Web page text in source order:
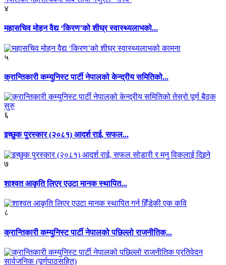
४
महासचिव मोहन वैद्य ‘किरण’को शीघ्र स्वास्थ्यलाभको...
५
क्रान्तिकारी कम्युनिस्ट पार्टी नेपालको केन्द्रीय समितिको...
६
इच्छुक पुरस्कार (२०८१) आदर्श राई, सफल...
७
शाश्वत आकृति लिएर एउटा मानक स्थापित...
८
क्रान्तिकारी कम्युनिस्ट पार्टी नेपालको पछिल्लो राजनीतिक...